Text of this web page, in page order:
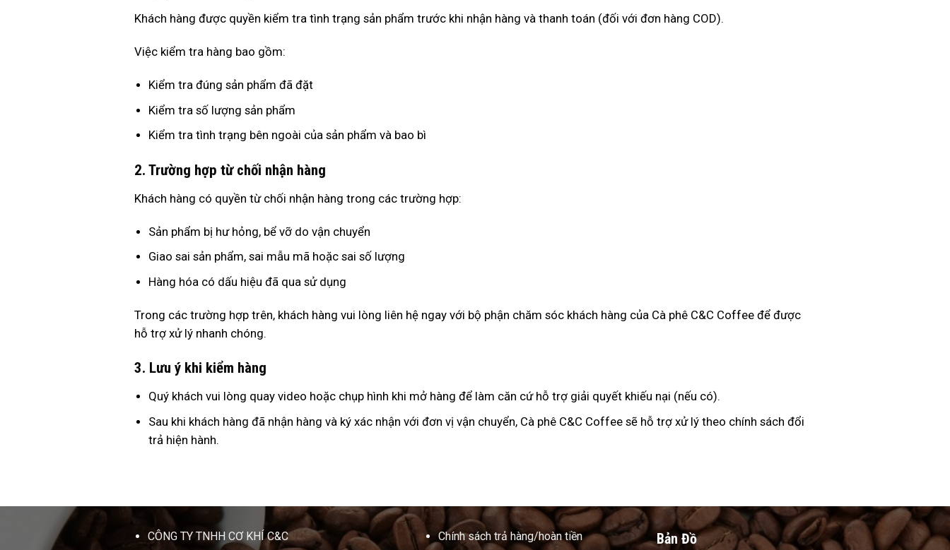
Khách hàng được quyền kiểm tra tình trạng sản phẩm trước khi nhận hàng và thanh toán (đối với đơn hàng COD).
Việc kiểm tra hàng bao gồm:
Kiểm tra đúng sản phẩm đã đặt
Kiểm tra số lượng sản phẩm
Kiểm tra tình trạng bên ngoài của sản phẩm và bao bì
2. Trường hợp từ chối nhận hàng
Khách hàng có quyền từ chối nhận hàng trong các trường hợp:
Sản phẩm bị hư hỏng, bể vỡ do vận chuyển
Giao sai sản phẩm, sai mẫu mã hoặc sai số lượng
Hàng hóa có dấu hiệu đã qua sử dụng
Trong các trường hợp trên, khách hàng vui lòng liên hệ ngay với bộ phận chăm sóc khách hàng của Cà phê C&C Coffee để được
hỗ trợ xử lý nhanh chóng.
3. Lưu ý khi kiểm hàng
Quý khách vui lòng quay video hoặc chụp hình khi mở hàng để làm căn cứ hỗ trợ giải quyết khiếu nại (nếu có).
Sau khi khách hàng đã nhận hàng và ký xác nhận với đơn vị vận chuyển, Cà phê C&C Coffee sẽ hỗ trợ xử lý theo chính sách đổi
trả hiện hành.
CÔNG TY TNHH CƠ KHÍ C&C
Chính sách trả hàng/hoàn tiền
Bản Đồ